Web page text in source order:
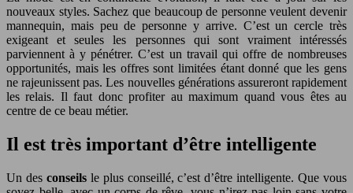
nouveaux styles. Sachez que beaucoup de personne veulent devenir
mannequin, mais peu de personne y arrive. C’est un cercle très
exigeant et seules les personnes qui sont vraiment intéressés
parviennent à y pénétrer. C’est un travail qui offre de nombreuses
opportunités, mais les offres sont limitées étant donné que les gens
ne rajeunissent pas. Les nouvelles générations assureront rapidement
les relais. Il faut donc profiter au maximum quand vous êtes au
centre de ce beau métier.
Il est très important d’être intelligente
Un des conseilsle plus conseillé, c’est d’être intelligente. Que vous